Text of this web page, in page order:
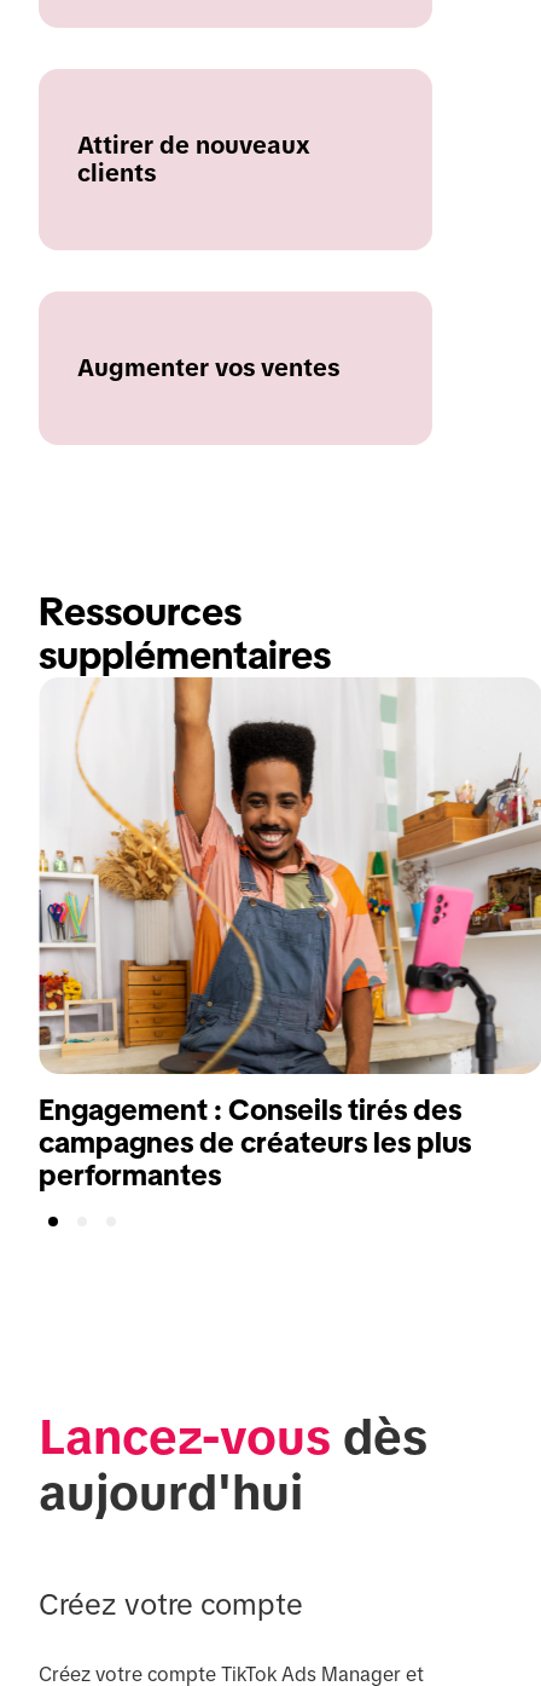
Attirer de nouveaux
clients
Augmenter vos ventes
Ressources
supplémentaires
Engagement : Conseils tirés des
campagnes de créateurs les plus
performantes
Lancez-vous dès
aujourd'hui
Créez votre compte
Créez votre compte TikTok Ads Manager et